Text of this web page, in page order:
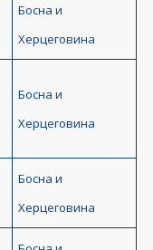
Босна и
Херцеговина
Босна и
Херцеговина
Босна и
Херцеговина